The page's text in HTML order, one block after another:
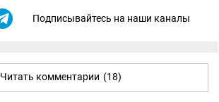
Подписывайтесь на наши каналы
Читать комментарии (18)